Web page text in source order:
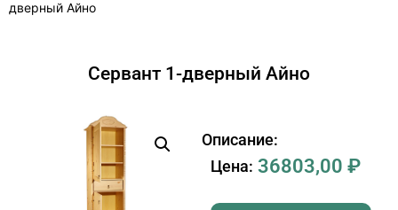
дверный Айно
Сервант 1-дверный Айно
Описание:
Цена: 36803,00 ₽